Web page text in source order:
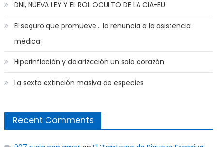
DNI, NUEVA LEY Y EL ROL OCULTO DE LA CIA-EU
El seguro que promueve… la renuncia a la asistencia
médica
Hiperinflación y dolarización un solo corazón
La sexta extinción masiva de especies
Recent Comments